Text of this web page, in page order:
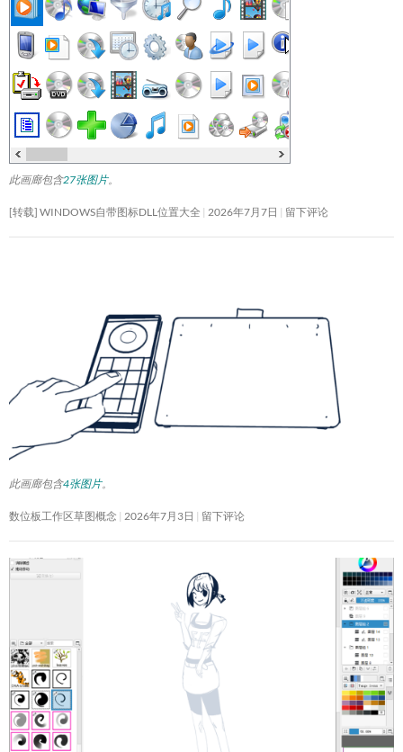
此画廊包含27张图片。
[转载] WINDOWS自带图标DLL位置大全 2026年7月7日 留下评论
此画廊包含4张图片。
数位板工作区草图概念 2026年7月3日 留下评论